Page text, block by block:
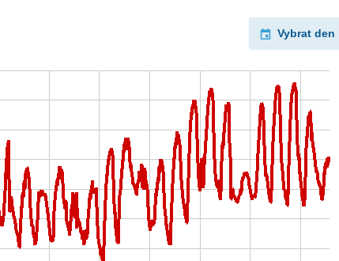
Vybrat den